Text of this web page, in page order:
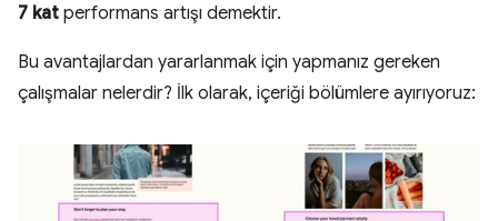
7 kat performans artışı demektir.
Bu avantajlardan yararlanmak için yapmanız gereken
çalışmalar nelerdir? İlk olarak, içeriği bölümlere ayırıyoruz: